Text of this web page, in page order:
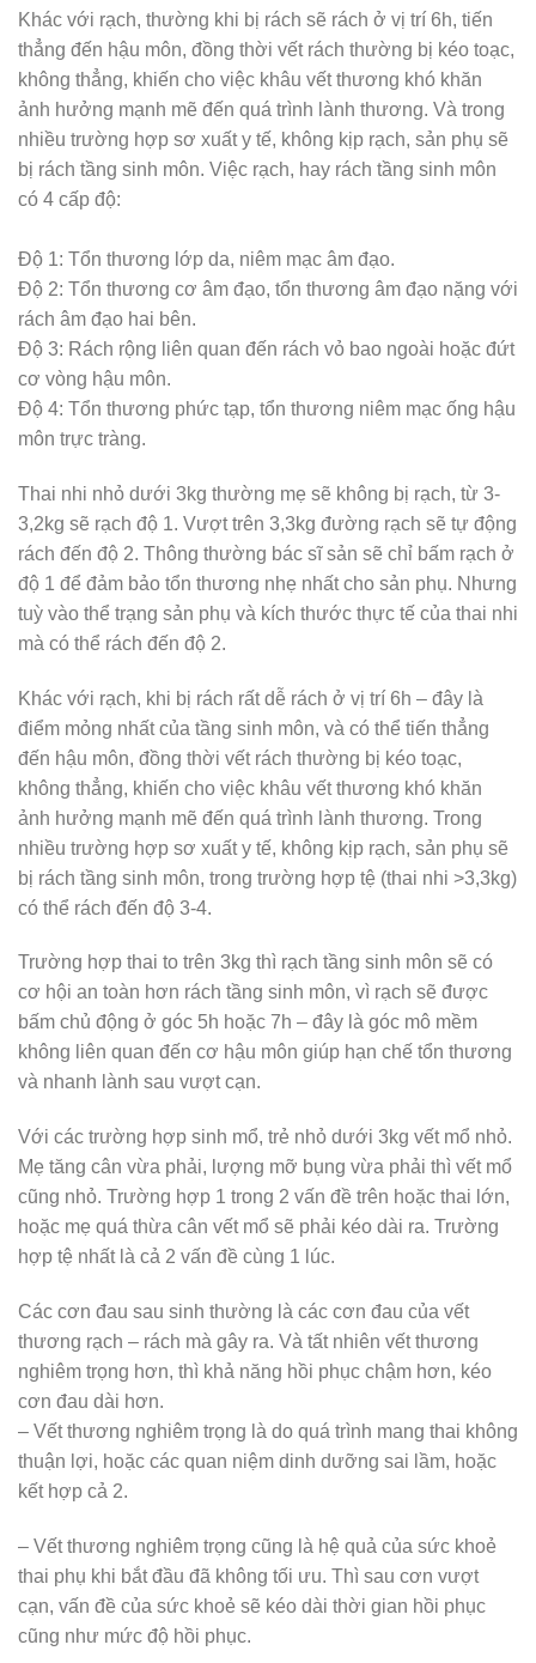
Khác với rạch, thường khi bị rách sẽ rách ở vị trí 6h, tiến
thẳng đến hậu môn, đồng thời vết rách thường bị kéo toạc,
không thẳng, khiến cho việc khâu vết thương khó khăn
ảnh hưởng mạnh mẽ đến quá trình lành thương. Và trong
nhiều trường hợp sơ xuất y tế, không kịp rạch, sản phụ sẽ
bị rách tầng sinh môn. Việc rạch, hay rách tầng sinh môn
có 4 cấp độ:
Độ 1: Tổn thương lớp da, niêm mạc âm đạo.
Độ 2: Tổn thương cơ âm đạo, tổn thương âm đạo nặng với
rách âm đạo hai bên.
Độ 3: Rách rộng liên quan đến rách vỏ bao ngoài hoặc đứt
cơ vòng hậu môn.
Độ 4: Tổn thương phức tạp, tổn thương niêm mạc ống hậu
môn trực tràng.
Thai nhi nhỏ dưới 3kg thường mẹ sẽ không bị rạch, từ 3-
3,2kg sẽ rạch độ 1. Vượt trên 3,3kg đường rạch sẽ tự động
rách đến độ 2. Thông thường bác sĩ sản sẽ chỉ bấm rạch ở
độ 1 để đảm bảo tổn thương nhẹ nhất cho sản phụ. Nhưng
tuỳ vào thể trạng sản phụ và kích thước thực tế của thai nhi
mà có thể rách đến độ 2.
Khác với rạch, khi bị rách rất dễ rách ở vị trí 6h – đây là
điểm mỏng nhất của tầng sinh môn, và có thể tiến thẳng
đến hậu môn, đồng thời vết rách thường bị kéo toạc,
không thẳng, khiến cho việc khâu vết thương khó khăn
ảnh hưởng mạnh mẽ đến quá trình lành thương. Trong
nhiều trường hợp sơ xuất y tế, không kịp rạch, sản phụ sẽ
bị rách tầng sinh môn, trong trường hợp tệ (thai nhi >3,3kg)
có thể rách đến độ 3-4.
Trường hợp thai to trên 3kg thì rạch tầng sinh môn sẽ có
cơ hội an toàn hơn rách tầng sinh môn, vì rạch sẽ được
bấm chủ động ở góc 5h hoặc 7h – đây là góc mô mềm
không liên quan đến cơ hậu môn giúp hạn chế tổn thương
và nhanh lành sau vượt cạn.
Với các trường hợp sinh mổ, trẻ nhỏ dưới 3kg vết mổ nhỏ.
Mẹ tăng cân vừa phải, lượng mỡ bụng vừa phải thì vết mổ
cũng nhỏ. Trường hợp 1 trong 2 vấn đề trên hoặc thai lớn,
hoặc mẹ quá thừa cân vết mổ sẽ phải kéo dài ra. Trường
hợp tệ nhất là cả 2 vấn đề cùng 1 lúc.
Các cơn đau sau sinh thường là các cơn đau của vết
thương rạch – rách mà gây ra. Và tất nhiên vết thương
nghiêm trọng hơn, thì khả năng hồi phục chậm hơn, kéo
cơn đau dài hơn.
– Vết thương nghiêm trọng là do quá trình mang thai không
thuận lợi, hoặc các quan niệm dinh dưỡng sai lầm, hoặc
kết hợp cả 2.
– Vết thương nghiêm trọng cũng là hệ quả của sức khoẻ
thai phụ khi bắt đầu đã không tối ưu. Thì sau cơn vượt
cạn, vấn đề của sức khoẻ sẽ kéo dài thời gian hồi phục
cũng như mức độ hồi phục.